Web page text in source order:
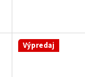
Výpredaj